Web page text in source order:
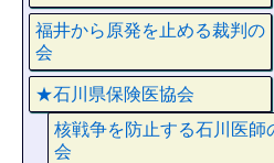
福井から原発を止める裁判の
会
★石川県保険医協会
核戦争を防止する石川医師
会